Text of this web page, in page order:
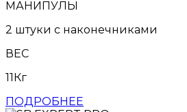
МАНИПУЛЫ
2 штуки с наконечниками
ВЕС
11Кг
ПОДРОБНЕЕ